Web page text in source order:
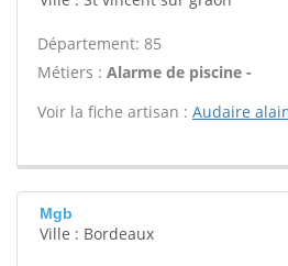
Département: 85
Métiers : Alarme de piscine -
Voir la fiche artisan : Audaire
Mgb
Ville : Bordeaux